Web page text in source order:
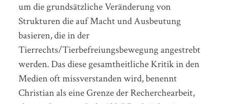
um die grundsätzliche Veränderung von
Strukturen die auf Macht und Ausbeutung
basieren, die in der
Tierrechts/Tierbefreiungsbewegung angestrebt
werden. Das diese gesamtheitliche Kritik in den
Medien oft missverstanden wird, benennt
Christian als eine Grenze der Recherchearbeit,